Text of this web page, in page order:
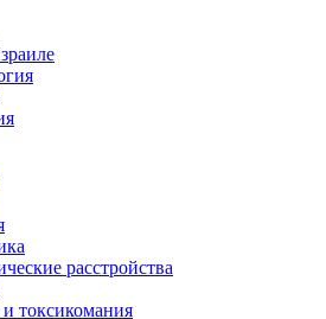
расстройства
токсикомания